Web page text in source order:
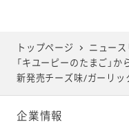
トップページ ニュー
「キユーピーのたまご」
新発売チーズ味/ガーリッ
企業情報